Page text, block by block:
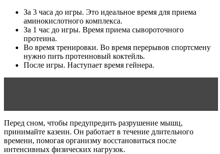
За 3 часа до игры. Это идеальное время для приема
аминокислотного комплекса.
За 1 час до игры. Время приема сывороточного
протеина.
Во время тренировки. Во время перерывов спортсмену
нужно пить протеиновый коктейль.
После игры. Наступает время гейнера.
Перед сном, чтобы предупредить разрушение мышц,
принимайте казеин. Он работает в течение длительного
времени, помогая организму восстановиться после
интенсивных физических нагрузок.